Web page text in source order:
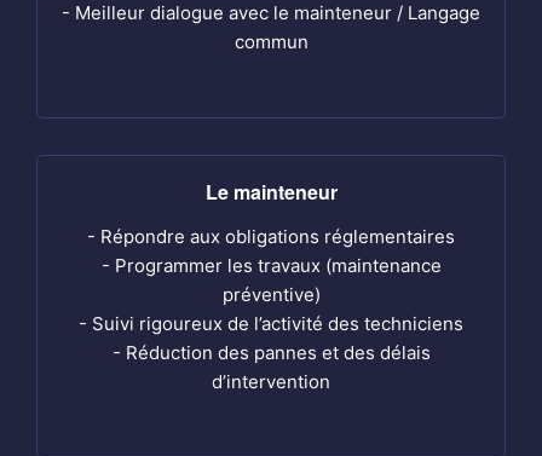
- Meilleur dialogue avec le mainteneur / Langage
commun
Le mainteneur
- Répondre aux obligations réglementaires
- Programmer les travaux (maintenance
préventive)
- Suivi rigoureux de l’activité des techniciens
- Réduction des pannes et des délais
d’intervention